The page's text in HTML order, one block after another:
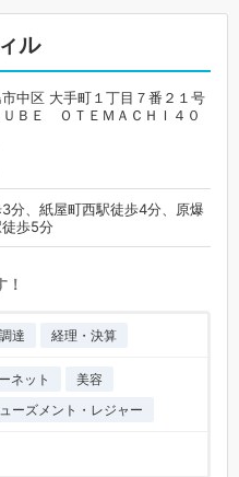
ル
中区 大手町１丁目７番２１号
ＢＥ ＯＴＥＭＡＣＨＩ４０
分、紙屋町西駅徒歩4分、原爆
徒歩5分
達 経理・決算
ネット
美容
ーズメント・レジャー